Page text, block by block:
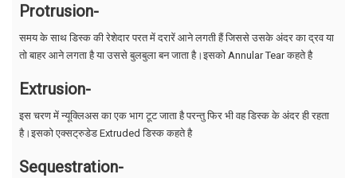
Protrusion-
समय के साथ डिस्क की रेशेदार परत में दरारें आने लगती हैं जिससे उसके अंदर का द्रव या
तो बाहर आने लगता है या उससे बुलबुला बन जाता है।इसको Annular Tear कहते है
Extrusion-
इस चरण में न्यूक्लिअस का एक भाग टूट जाता है परन्तु फिर भी वह डिस्क के अंदर ही रहता
है।इसको एक्सट्रुडेड Extruded डिस्क कहते है
Sequestration-